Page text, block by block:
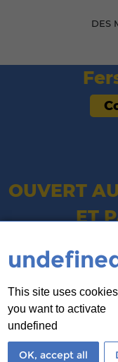
DES
OUVERT
ET
Du
8h
8h
@Fers
This site uses
you want to activate
undefined
OK, accept all